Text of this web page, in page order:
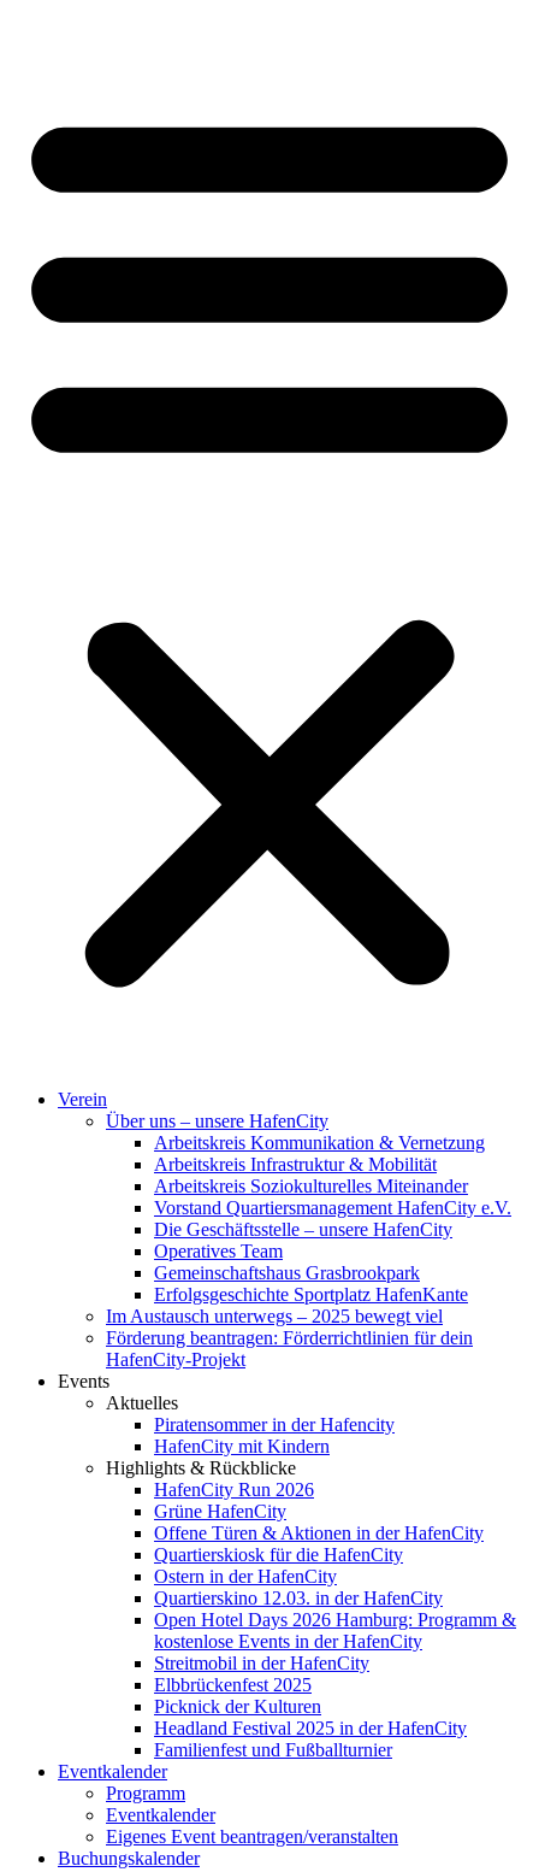
Verein
Über uns – unsere HafenCity
Arbeitskreis Kommunikation & Vernetzung
Arbeitskreis Infrastruktur & Mobilität
Arbeitskreis Soziokulturelles Miteinander
Vorstand Quartiersmanagement HafenCity e.V.
Die Geschäftsstelle – unsere HafenCity
Operatives Team
Gemeinschaftshaus Grasbrookpark
Erfolgsgeschichte Sportplatz HafenKante
Im Austausch unterwegs – 2025 bewegt viel
Förderung beantragen: Förderrichtlinien für dein
HafenCity-Projekt
Events
Aktuelles
Piratensommer in der Hafencity
HafenCity mit Kindern
Highlights & Rückblicke
HafenCity Run 2026
Grüne HafenCity
Offene Türen & Aktionen in der HafenCity
Quartierskiosk für die HafenCity
Ostern in der HafenCity
Quartierskino 12.03. in der HafenCity
Open Hotel Days 2026 Hamburg: Programm &
kostenlose Events in der HafenCity
Streitmobil in der HafenCity
Elbbrückenfest 2025
Picknick der Kulturen
Headland Festival 2025 in der HafenCity
Familienfest und Fußballturnier
Eventkalender
Programm
Eventkalender
Eigenes Event beantragen/veranstalten
Buchungskalender